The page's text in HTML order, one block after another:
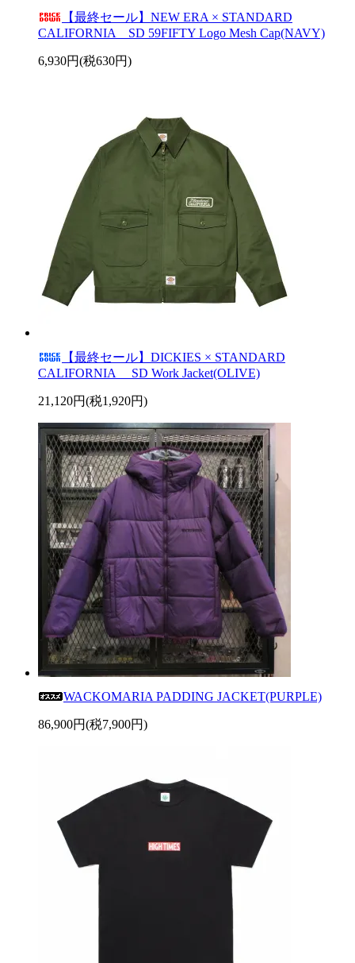
【最終セール】NEW ERA × STANDARD
CALIFORNIA SD 59FIFTY Logo Mesh Cap(NAVY)
6,930円(税630円)
【最終セール】DICKIES × STANDARD
CALIFORNIA SD Work Jacket(OLIVE)
21,120円(税1,920円)
WACKOMARIA PADDING JACKET(PURPLE)
86,900円(税7,900円)